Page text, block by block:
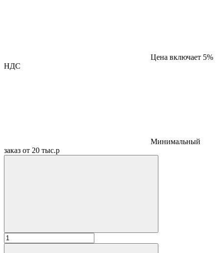
Цена включает 5%
НДС
Минимальный
заказ от 20 тыс.р